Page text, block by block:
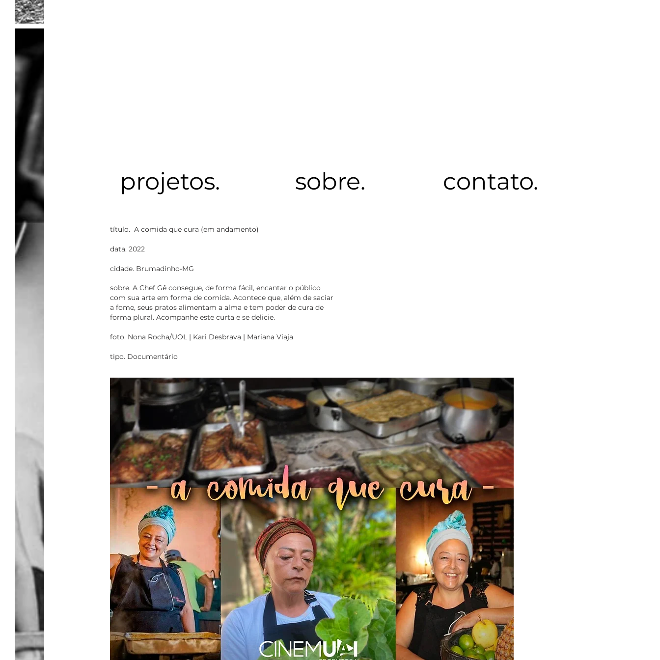
projetos. sobre. contato.
título. A comida que cura (em andamento)
data. 2022
cidade. Brumadinho-MG
sobre. A Chef Gê consegue, de forma fácil, encantar o público
com sua arte em forma de comida. Acontece que, além de saciar
a fome, seus pratos alimentam a alma e tem poder de cura de
forma plural. Acompanhe este curta e se delicie.
foto. Nona Rocha/UOL | Kari Desbrava | Mariana Viaja
tipo. Documentário